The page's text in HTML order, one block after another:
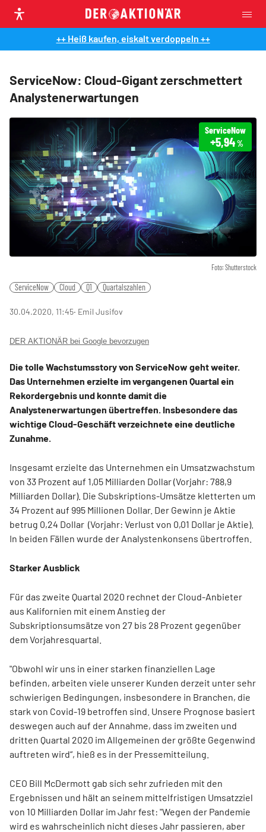
++ Heiß kaufen, eiskalt verdoppeln ++
ServiceNow: Cloud-Gigant zerschmettert
Analystenerwartungen
Foto: Shutterstock
ServiceNow
+5,94 %
ServiceNow Cloud Q1 Quartalszahlen
30.04.2020, 11:45‧ Emil Jusifov
DER AKTIONÄR bei Google bevorzugen
Die tolle Wachstumsstory von ServiceNow geht weiter.
Das Unternehmen erzielte im vergangenen Quartal ein
Rekordergebnis und konnte damit die
Analystenerwartungen übertreffen. Insbesondere das
wichtige Cloud-Geschäft verzeichnete eine deutliche
Zunahme.
Insgesamt erzielte das Unternehmen ein Umsatzwachstum
von 33 Prozent auf 1,05 Milliarden Dollar (Vorjahr: 788,9
Milliarden Dollar). Die Subskriptions-Umsätze kletterten um
34 Prozent auf 995 Millionen Dollar. Der Gewinn je Aktie
betrug 0,24 Dollar (Vorjahr: Verlust von 0,01 Dollar je Aktie).
In beiden Fällen wurde der Analystenkonsens übertroffen.
Starker Ausblick
Für das zweite Quartal 2020 rechnet der Cloud-Anbieter
aus Kalifornien mit einem Anstieg der
Subskriptionsumsätze von 27 bis 28 Prozent gegenüber
dem Vorjahresquartal.
"Obwohl wir uns in einer starken finanziellen Lage
befinden, arbeiten viele unserer Kunden derzeit unter sehr
schwierigen Bedingungen, insbesondere in Branchen, die
stark von Covid-19 betroffen sind. Unsere Prognose basiert
deswegen auch auf der Annahme, dass im zweiten und
dritten Quartal 2020 im Allgemeinen der größte Gegenwind
auftreten wird“, hieß es in der Pressemitteilung.
CEO Bill McDermott gab sich sehr zufrieden mit den
Ergebnissen und hält an seinem mittelfristigen Umsatzziel
von 10 Milliarden Dollar im Jahr fest: "Wegen der Pandemie
wird es wahrscheinlich nicht dieses Jahr passieren, aber